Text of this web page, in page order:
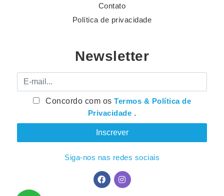
Contato
Política de privacidade
Newsletter
E-mail
Concordo com osTermos & Política de
Privacidade .
Siga-nos nas redes sociais